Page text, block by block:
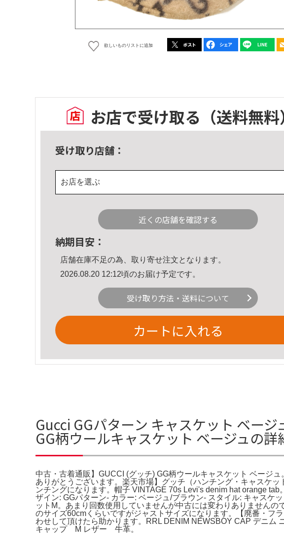
欲しいものリストに追加
お店で受け取る （送料無料
受け取り店舗：
お店を選ぶ
近くの店舗を確認する
納期目安：
店舗在庫不足の為、取り寄せ注文となります。
2026.08.20 12:12頃のお届け予定です。
受け取り方法・送料について
カートに入れる
Gucci GGパターン キャスケット ベー
GG柄ウールキャスケット ベージュの詳
中古・古着通販】GUCCI (グッチ) GG柄ウールキャスケット ベージ
ありがとうございます。楽天市場】グッチ（ハンチング・キャスケ
ンチングになります。帽子 VINTAGE 70s Levi's denim hat orange
ザイン: GGパターン- カラー: ベージュ/ブラウン- スタイル: キャスケ
ットM。あまり回数使用していませんが中古には変わりありません
のサイズ60cmくらいですがジャストサイズになります。【廃番・フ
わせして頂けたら助かります。RRL DENIM NEWSBOY CAP デニ
キャップ M レザー 牛革。